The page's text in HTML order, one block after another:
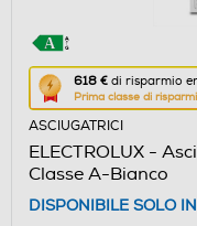
618 € di risparmio
Prima classe di
Questa
azione
aprirà
il
Calcolatore
di
ASCIUGATRICI
ELECTROLUX -
Classe A-Bianco
DISPONIBILE SOLO